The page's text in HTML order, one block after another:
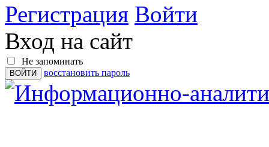
Регистрация Войти
Вход на сайт
Не запоминать
восстановить пароль